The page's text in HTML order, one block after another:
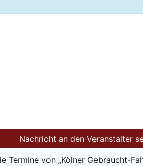
Nachricht an den Veranstalter
Termine von „Kölner Gebraucht-